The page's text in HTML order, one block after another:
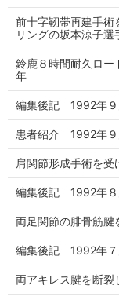
前十字靭帯再建手術
リングの坂本涼子
鈴鹿８時間耐久ロ
年
編集後記 1992年９
患者紹介 1992年９
肩関節形成手術を受
編集後記 1992年８
両足関節の腓骨筋
編集後記 1992年７
両アキレス腱を断